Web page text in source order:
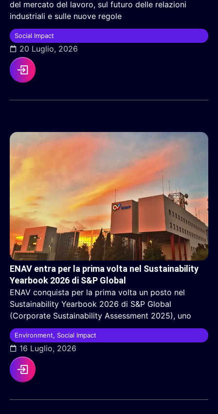
del mercato del lavoro, sul futuro delle relazioni
industriali e sulle nuove regole
Social Impact
20 Luglio, 2026
ENAV entra per la prima volta nel Sustainability
Yearbook 2026 di S&P Global
ENAV conquista per la prima volta un posto nel
Sustainability Yearbook 2026 di S&P Global
(Corporate Sustainability Assessment 2025), uno
Environment, Social Impact
16 Luglio, 2026